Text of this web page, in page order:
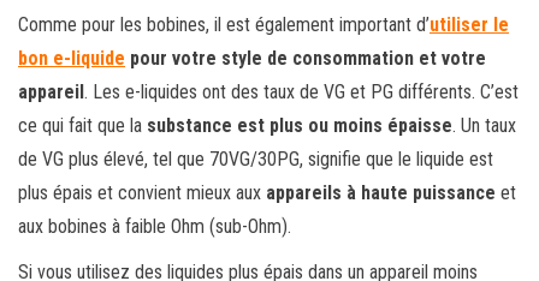
Comme pour les bobines, il est également important d’utiliser le
bon e-liquide pour votre style de consommation et votre
appareil. Les e-liquides ont des taux de VG et PG différents. C’est
ce qui fait que la substance est plus ou moins épaisse. Un taux
de VG plus élevé, tel que 70VG/30PG, signifie que le liquide est
plus épais et convient mieux aux appareils à haute puissance et
aux bobines à faible Ohm (sub-Ohm).
Si vous utilisez des liquides plus épais dans un appareil moins